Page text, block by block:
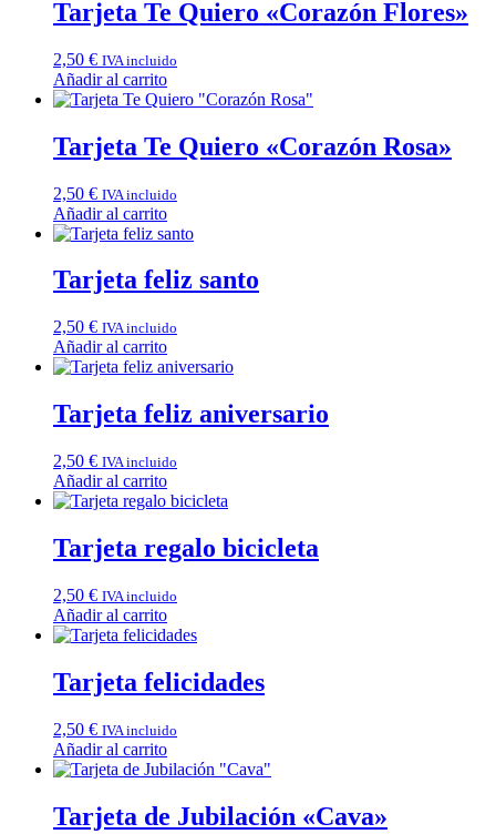
Tarjeta Te Quiero «Corazón Flores»
2,50 € IVA incluido
Añadir al carrito
Tarjeta Te Quiero «Corazón Rosa»
2,50 € IVA incluido
Añadir al carrito
Tarjeta feliz santo
2,50 € IVA incluido
Añadir al carrito
Tarjeta feliz aniversario
2,50 € IVA incluido
Añadir al carrito
Tarjeta regalo bicicleta
2,50 € IVA incluido
Añadir al carrito
Tarjeta felicidades
2,50 € IVA incluido
Añadir al carrito
Tarjeta de Jubilación «Cava»